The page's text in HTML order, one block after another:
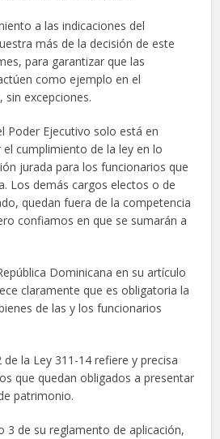
a las indicaciones del
más de la decisión de este
para garantizar que las
como ejemplo en el
sin excepciones.
Poder Ejecutivo solo está en
cumplimiento de la ley en lo
jurada para los funcionarios que
Los demás cargos electos o de
quedan fuera de la competencia
confiamos en que se sumarán a
Dominicana en su artículo
claramente que es obligatoria la
de las y los funcionarios
la Ley 311-14 refiere y precisa
que quedan obligados a presentar
patrimonio.
3 de su reglamento de aplicación,